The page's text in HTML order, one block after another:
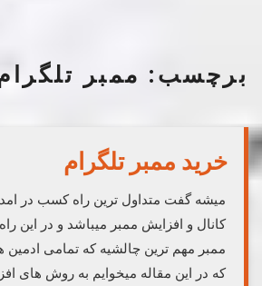
برچسب: ممبر
خرید ممبر تلگرام
میشه گفت متداول ترین راه کسب در امد
کانال و افزایش ممبر میباشد و در این
ممبر مهم ترین چالشیه که تمامی
که در این مقاله میخوایم به روش های